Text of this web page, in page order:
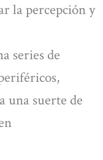
la percepción y
series de
una suerte de